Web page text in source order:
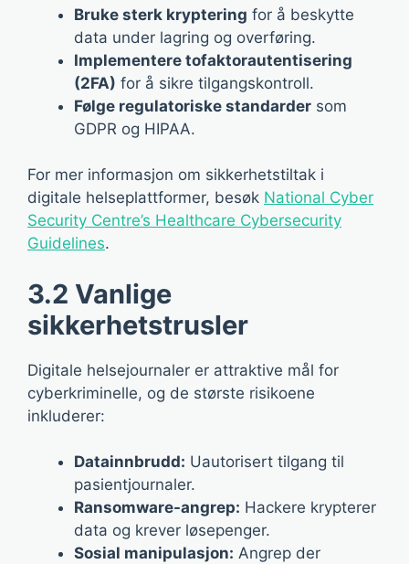
Bruke sterk kryptering for å beskytte
data under lagring og overføring.
Implementere tofaktorautentisering
(2FA) for å sikre tilgangskontroll.
Følge regulatoriske standarder som
GDPR og HIPAA.
For mer informasjon om sikkerhetstiltak i
digitale helseplattformer, besøk National Cyber
Security Centre’s Healthcare Cybersecurity
Guidelines.
3.2 Vanlige
sikkerhetstrusler
Digitale helsejournaler er attraktive mål for
cyberkriminelle, og de største risikoene
inkluderer:
Datainnbrudd: Uautorisert tilgang til
pasientjournaler.
Ransomware-angrep: Hackere krypterer
data og krever løsepenger.
Sosial manipulasjon: Angrep der